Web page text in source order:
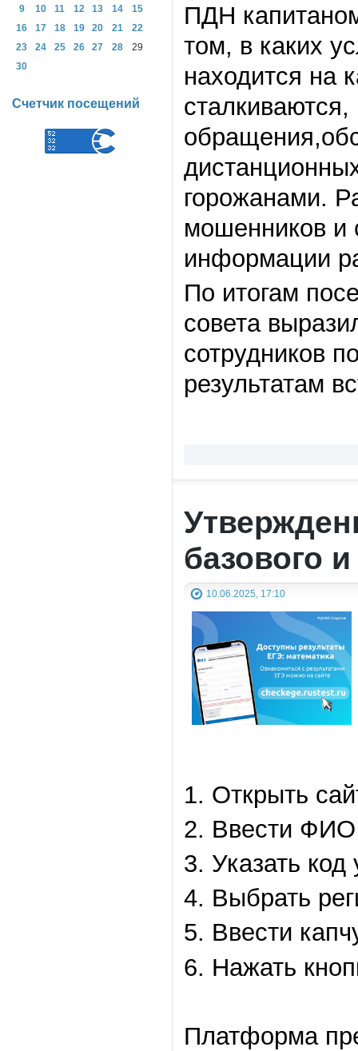
ПДН
том, в каких
находится на
горожанами.
мошенников и
информации
По итогам
совета
сотрудников
результатам
базового
10.06.2025, 17:10
1. Открыть
2. Ввести ФИО
3. Указать
4. Выбрать
5. Ввести
6. Нажать
Платформа
9
10 11 12 13 14
15
16
17 18 19 20 21
22
23
24 25 26 27 28
29
30
Счетчик посещений